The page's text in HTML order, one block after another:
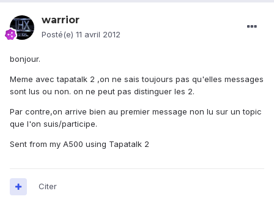
warrior
Posté(e) 11 avril 2012
bonjour.
Meme avec tapatalk 2 ,on ne sais toujours pas qu'elles messages
sont lus ou non. on ne peut pas distinguer les 2.
Par contre,on arrive bien au premier message non lu sur un topic
que l'on suis/participe.
Sent from my A500 using Tapatalk 2
Citer